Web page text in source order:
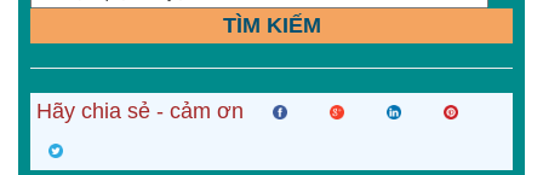
TÌM KIẾM
Hãy chia sẻ - cảm ơn